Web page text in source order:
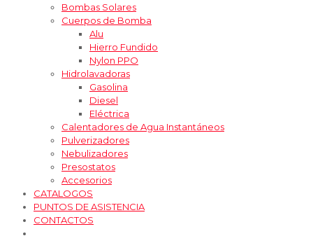
Bombas Solares
Cuerpos de Bomba
Alu
Hierro Fundido
Nylon PPO
Hidrolavadoras
Gasolina
Diesel
Eléctrica
Calentadores de Agua Instantáneos
Pulverizadores
Nebulizadores
Presostatos
Accesorios
CATALOGOS
PUNTOS DE ASISTENCIA
CONTACTOS